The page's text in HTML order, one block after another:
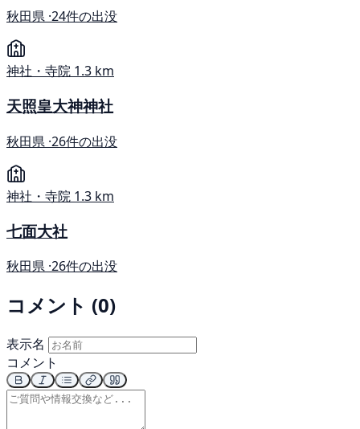
秋田県 ·24件の出没
神社・寺院 1.3 km
天照皇大神神社
秋田県 ·26件の出没
神社・寺院 1.3 km
七面大社
秋田県 ·26件の出没
コメント (0)
表示名
コメント